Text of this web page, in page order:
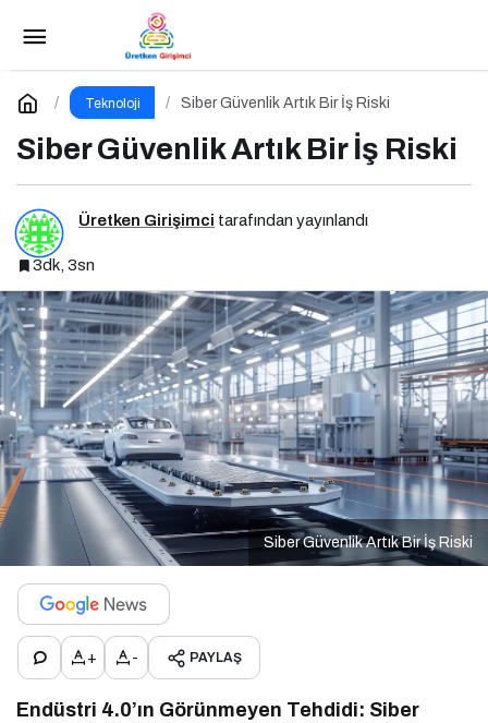
Teknoloji Siber Güvenlik Artık Bir İş Riski
Siber Güvenlik Artık Bir İş Riski
Üretken Girişimci tarafından yayınlandı
3dk, 3sn
Siber Güvenlik Artık Bir İş Riski
+ - PAYLAŞ
Endüstri 4.0’ın Görünmeyen Tehdidi: Siber
Üretim Sektöründe Artan Tehditler
Yorum Yap